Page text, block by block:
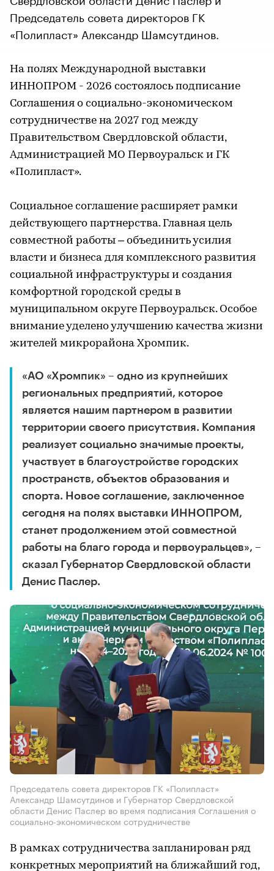
Председатель совета директоров ГК
«Полипласт» Александр Шамсутдинов.
На полях Международной выставки
ИННОПРОМ - 2026 состоялось подписание
Соглашения о социально-экономическом
сотрудничестве на 2027 год между
Правительством Свердловской области,
Администрацией МО Первоуральск и ГК
«Полипласт».
Социальное соглашение расширяет рамки
действующего партнерства. Главная цель
совместной работы – объединить усилия
власти и бизнеса для комплексного развития
социальной инфраструктуры и создания
комфортной городской среды в
муниципальном округе Первоуральск. Особое
внимание уделено улучшению качества жизни
жителей микрорайона Хромпик.
«АО «Хромпик» – одно из крупнейших
региональных предприятий, которое
является нашим партнером в развитии
территории своего присутствия. Компания
реализует социально значимые проекты,
участвует в благоустройстве городских
пространств, объектов образования и
спорта. Новое соглашение, заключенное
сегодня на полях выставки ИННОПРОМ,
станет продолжением этой совместной
работы на благо города и первоуральцев», –
сказал Губернатор Свердловской области
Денис Паслер.
Председатель совета директоров ГК «Полипласт»
Александр Шамсутдинов и Губернатор Свердловской
области Денис Паслер во время подписания Соглашения о
социально-экономическом сотрудничестве
В рамках сотрудничества запланирован ряд
конкретных мероприятий на ближайший год,